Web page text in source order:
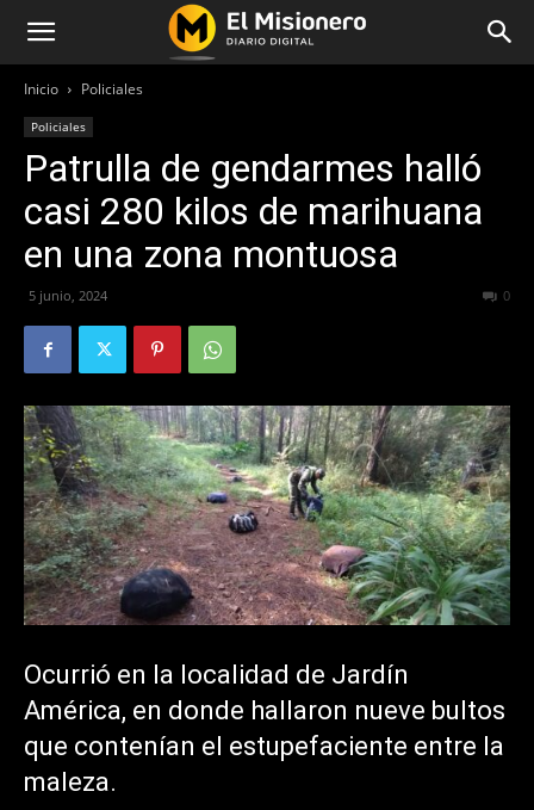
Inicio Policiales
Policiales
Patrulla de gendarmes halló
casi 280 kilos de marihuana
en una zona montuosa
5 junio, 2024 0
Ocurrió en la localidad de Jardín
América, en donde hallaron nueve bultos
que contenían el estupefaciente entre la
maleza.